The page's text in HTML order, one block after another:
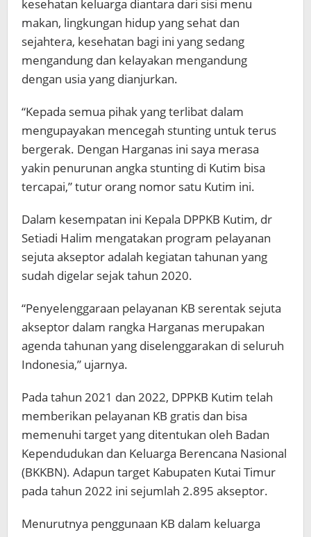
kesehatan keluarga diantara dari sisi menu
makan, lingkungan hidup yang sehat dan
sejahtera, kesehatan bagi ini yang sedang
mengandung dan kelayakan mengandung
dengan usia yang dianjurkan.
“Kepada semua pihak yang terlibat dalam
mengupayakan mencegah stunting untuk terus
bergerak. Dengan Harganas ini saya merasa
yakin penurunan angka stunting di Kutim bisa
tercapai,” tutur orang nomor satu Kutim ini.
Dalam kesempatan ini Kepala DPPKB Kutim, dr
Setiadi Halim mengatakan program pelayanan
sejuta akseptor adalah kegiatan tahunan yang
sudah digelar sejak tahun 2020.
“Penyelenggaraan pelayanan KB serentak sejuta
akseptor dalam rangka Harganas merupakan
agenda tahunan yang diselenggarakan di seluruh
Indonesia,” ujarnya.
Pada tahun 2021 dan 2022, DPPKB Kutim telah
memberikan pelayanan KB gratis dan bisa
memenuhi target yang ditentukan oleh Badan
Kependudukan dan Keluarga Berencana Nasional
(BKKBN). Adapun target Kabupaten Kutai Timur
pada tahun 2022 ini sejumlah 2.895 akseptor.
Menurutnya penggunaan KB dalam keluarga